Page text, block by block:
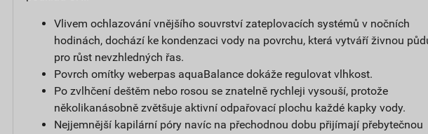
Vlivem ochlazování vnějšího souvrství zateplovacích systémů v nočních
hodinách, dochází ke kondenzaci vody na povrchu, která vytváří živnou
pro růst nevzhledných řas.
Povrch omítky weberpas aquaBalance dokáže regulovat vlhkost.
Po zvlhčení deštěm nebo rosou se znatelně rychleji vysouší, protože
několikanásobně zvětšuje aktivní odpařovací plochu každé kapky vody.
Nejjemnější kapilární póry navíc na přechodnou dobu přijímají přebytečnou